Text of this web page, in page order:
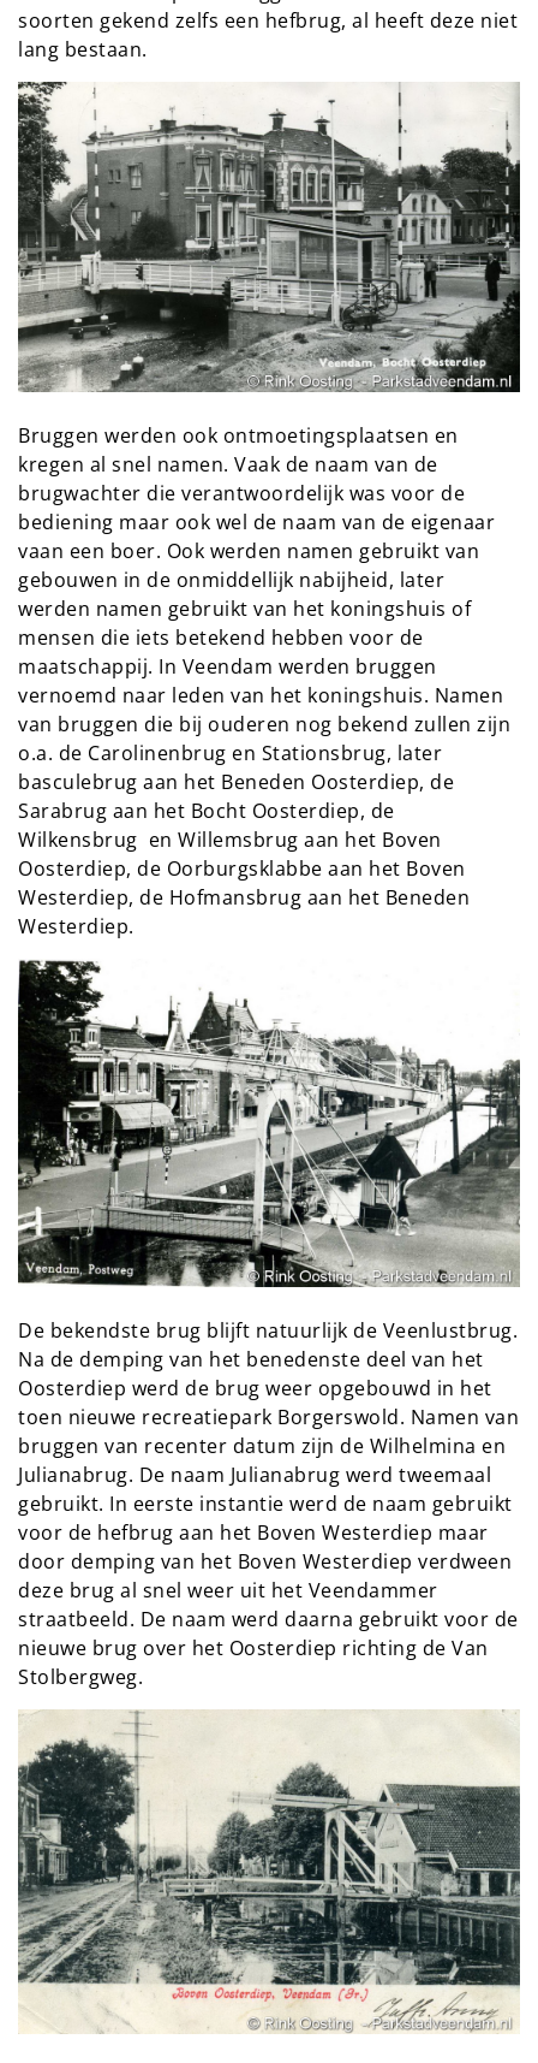
soorten gekend zelfs een hefbrug, al heeft deze niet
lang bestaan.
Bruggen werden ook ontmoetingsplaatsen en
kregen al snel namen. Vaak de naam van de
brugwachter die verantwoordelijk was voor de
bediening maar ook wel de naam van de eigenaar
vaan een boer. Ook werden namen gebruikt van
gebouwen in de onmiddellijk nabijheid, later
werden namen gebruikt van het koningshuis of
mensen die iets betekend hebben voor de
maatschappij. In Veendam werden bruggen
vernoemd naar leden van het koningshuis. Namen
van bruggen die bij ouderen nog bekend zullen zijn
o.a. de Carolinenbrug en Stationsbrug, later
basculebrug aan het Beneden Oosterdiep, de
Sarabrug aan het Bocht Oosterdiep, de
Wilkensbrug en Willemsbrug aan het Boven
Oosterdiep, de Oorburgsklabbe aan het Boven
Westerdiep, de Hofmansbrug aan het Beneden
Westerdiep.
De bekendste brug blijft natuurlijk de Veenlustbrug.
Na de demping van het benedenste deel van het
Oosterdiep werd de brug weer opgebouwd in het
toen nieuwe recreatiepark Borgerswold. Namen van
bruggen van recenter datum zijn de Wilhelmina en
Julianabrug. De naam Julianabrug werd tweemaal
gebruikt. In eerste instantie werd de naam gebruikt
voor de hefbrug aan het Boven Westerdiep maar
door demping van het Boven Westerdiep verdween
deze brug al snel weer uit het Veendammer
straatbeeld. De naam werd daarna gebruikt voor de
nieuwe brug over het Oosterdiep richting de Van
Stolbergweg.